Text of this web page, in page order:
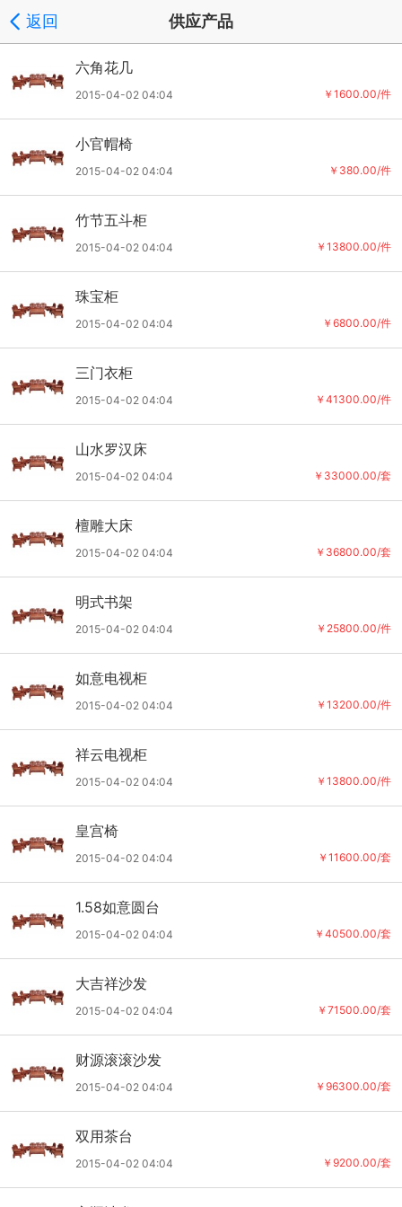
返回 供应产品
六角花几
￥1600.00/件
2015-04-02 04:04
小官帽椅
￥380.00/件
2015-04-02 04:04
竹节五斗柜
￥13800.00/件
2015-04-02 04:04
珠宝柜
￥6800.00/件
2015-04-02 04:04
三门衣柜
￥41300.00/件
2015-04-02 04:04
山水罗汉床
￥33000.00/套
2015-04-02 04:04
檀雕大床
￥36800.00/套
2015-04-02 04:04
明式书架
￥25800.00/件
2015-04-02 04:04
如意电视柜
￥13200.00/件
2015-04-02 04:04
祥云电视柜
￥13800.00/件
2015-04-02 04:04
皇宫椅
￥11600.00/套
2015-04-02 04:04
1.58如意圆台
￥40500.00/套
2015-04-02 04:04
大吉祥沙发
￥71500.00/套
2015-04-02 04:04
财源滚滚沙发
￥96300.00/套
2015-04-02 04:04
双用茶台
￥9200.00/套
2015-04-02 04:04